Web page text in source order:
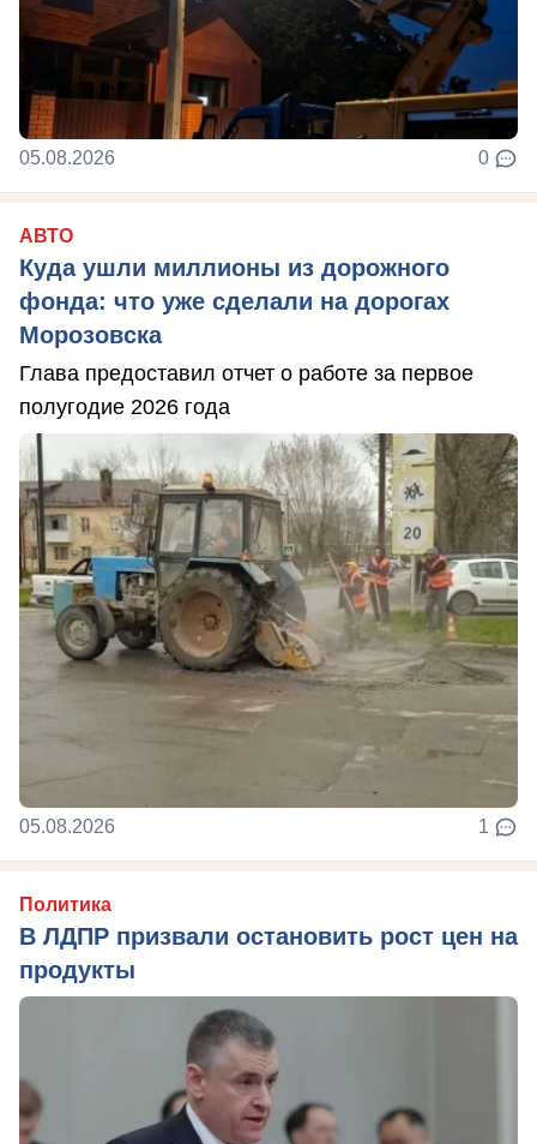
05.08.2026 0
АВТО
Куда ушли миллионы из дорожного
фонда: что уже сделали на дорогах
Морозовска
Глава предоставил отчет о работе за первое
полугодие 2026 года
05.08.2026 1
Политика
В ЛДПР призвали остановить рост цен на
продукты